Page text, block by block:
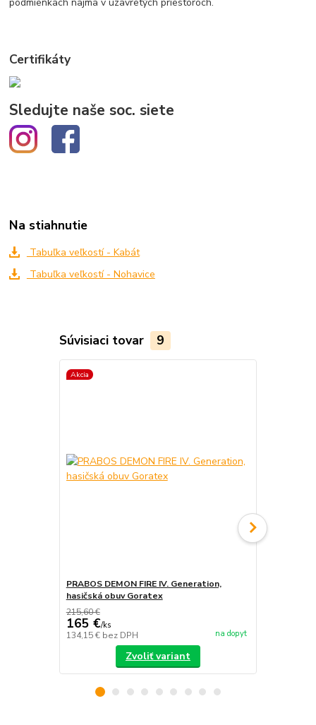
Certifikáty
Sledujte naše soc. siete
Na stiahnutie
Tabuľka veľkostí - Kabát
Tabuľka veľkostí - Nohavice
Súvisiaci tovar 9
Akcia
PRABOS DEMON FIRE IV. Generation,
hasičská obuv Goratex
215,60 €
165 €/ks
134,15 € bez DPH na dopyt
Zvoliť variant